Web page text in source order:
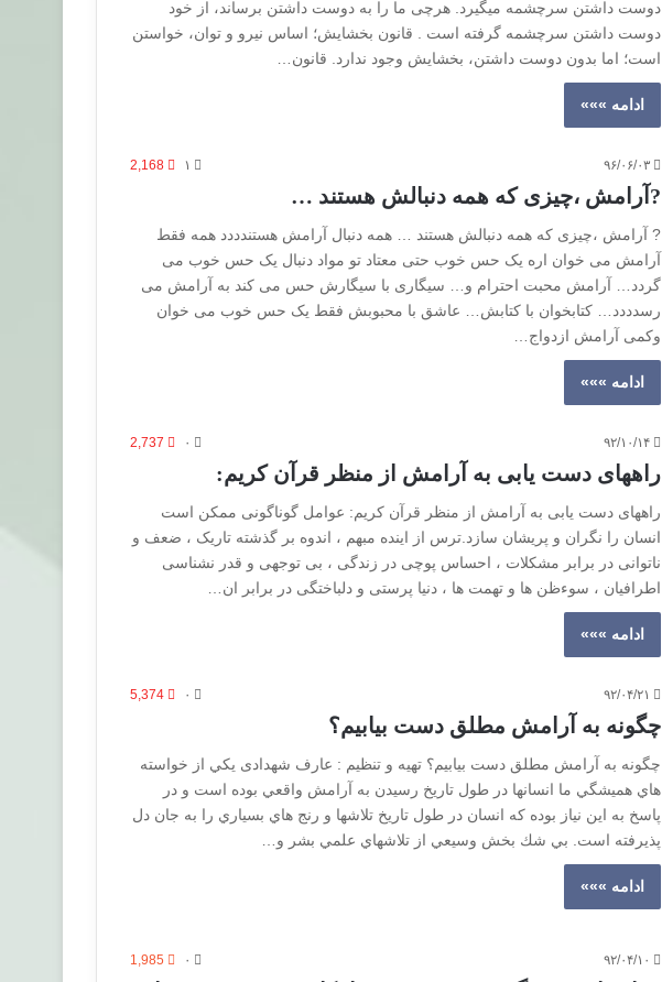
دوست داشتن سرچشمه میگیرد. هرچی ما را به دوست داشتن برساند، از خود
دوست داشتن سرچشمه گرفته است . قانون بخشایش؛ اساس نیرو و توان، خواستن
است؛ اما بدون دوست داشتن، بخشایش وجود ندارد. قانون…
ادامه »»»
۹۶/۰۶/۰۳ ۱ 2,168
?آرامش ،چیزی که همه دنبالش هستند …
? آرامش ،چیزی که همه دنبالش هستند … همه دنبال آرامش هستندددد همه فقط
آرامش می خوان اره یک حس خوب حتی معتاد تو مواد دنبال یک حس خوب می
گردد… آرامش محبت احترام و… سیگاری با سیگارش حس می کند به آرامش می
رسدددد… کتابخوان با کتابش… عاشق با محبوبش فقط یک حس خوب می خوان
وکمی آرامش ازدواج…
ادامه »»»
۹۲/۱۰/۱۴ ۰ 2,737
راههای دست یابی به آرامش از منظر قرآن کریم:
راههای دست یابی به آرامش از منظر قرآن کریم: عوامل گوناگونی ممکن است
انسان را نگران و پریشان سازد.ترس از اینده مبهم ، اندوه بر گذشته تاریک ، ضعف و
ناتوانی در برابر مشکلات ، احساس پوچی در زندگی ، بی توجهی و قدر نشناسی
اطرافیان ، سوءظن ها و تهمت ها ، دنیا پرستی و دلباختگی در برابر ان…
ادامه »»»
۹۲/۰۴/۲۱ ۰ 5,374
چگونه به آرامش مطلق دست بیابیم؟
چگونه به آرامش مطلق دست بیابیم؟ تهیه و تنظیم : عارف شهدادی يكي از خواسته
هاي هميشگي ما انسانها در طول تاریخ رسیدن به آرامش واقعي بوده است و در
پاسخ به این نیاز بوده که انسان در طول تاريخ تلاشها و رنج هاي بسياري را به جان دل
پذيرفته است. بي شك بخش وسيعي از تلاشهاي علمي بشر و…
ادامه »»»
۹۲/۰۴/۱۰ ۰ 1,985